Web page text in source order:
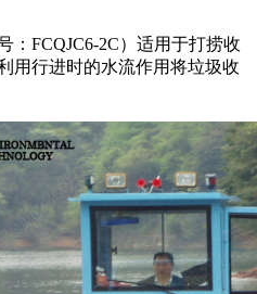
：FCQJC6-2C）适用于打捞收
用行进时的水流作用将垃圾收